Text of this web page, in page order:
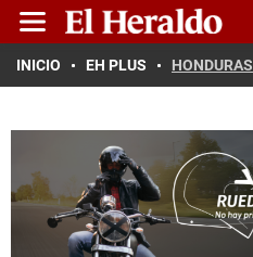
INICIO EH PLUS HONDURAS